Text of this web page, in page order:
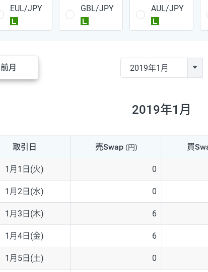
PLN/JPY 35円
HUF/JPY 16円
ZAR/JPY 130円
MXN/JPY 140円
AUD/USD
NZD/USD 41円
EUR/GBP 71円
EUR/AUD 103円
GBP/AUD 43円
AUD/NZD 66円
EUL/JPY
GBL/JPY
AUL/JPY
前月
2019年1月
取引日 売Swap (円) 買
1月1日(火) 0
1月2日(水) 0
1月3日(木) 6
1月4日(金) 6
1月5日(土) 0